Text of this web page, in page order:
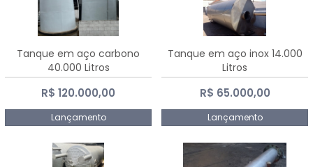
Tanque em aço carbono
40.000 Litros
R$ 120.000,00
Lançamento
Tanque em aço inox 14.000
Litros
R$ 65.000,00
Lançamento